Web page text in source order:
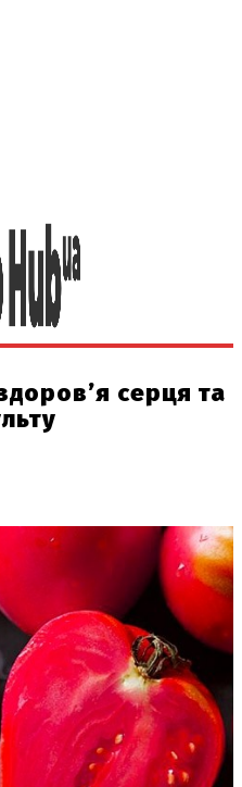
серця та